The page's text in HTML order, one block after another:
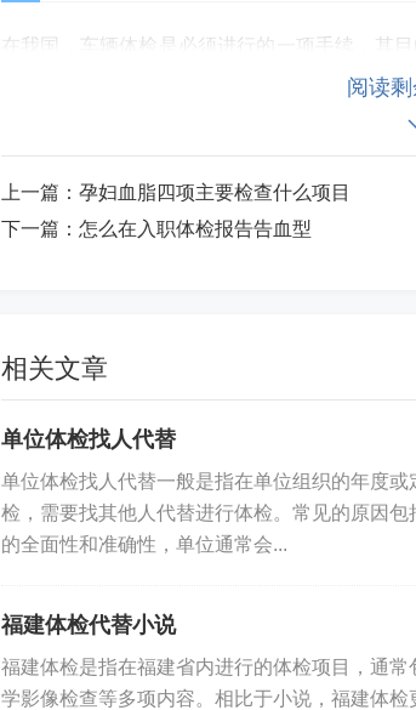
在我国，车辆体检是必须进行的一项手续，其
通过车辆体检，可以及时排查车辆存在的问题
结尾
以上为查询体检报告是否已上传到车管所的方
标签: 怎么查询体检报告是否上传到车管所呢
阅读
上一篇： 孕妇血脂四项主要检查什么项目
下一篇： 怎么在入职体检报告告血型
相关文章
单位体检找人代替
单位体检找人代替一般是指在单位组织的年度
检，需要找其他人代替进行体检。常见的原因
的全面性和准确性，单位通常会...
福建体检代替小说
福建体检是指在福建省内进行的体检项目，通
学影像检查等多项内容。相比于小说，福建体